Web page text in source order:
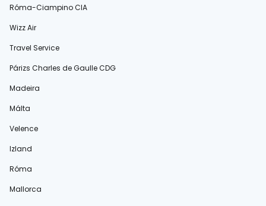
Róma-Ciampino CIA
Wizz Air
Travel Service
Párizs Charles de Gaulle CDG
Madeira
Málta
Velence
Izland
Róma
Mallorca